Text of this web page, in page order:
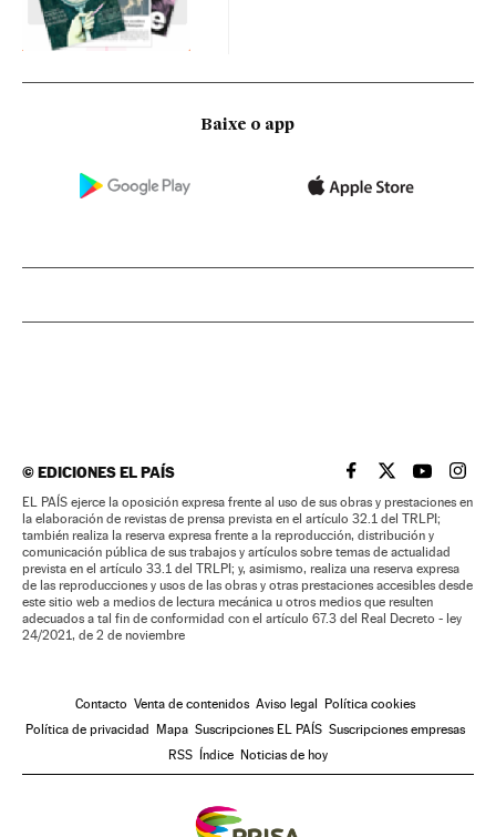
Baixe o app
©EDICIONES EL PAÍS EL PAÍS BRASIL EN
EL PAÍSEL PAÍS
EL
EL PAÍS ejerce la oposición expresa frente al uso de sus obras y prestaciones en
la elaboración de revistas de prensa prevista en el artículo 32.1 del TRLPI;
también realiza la reserva expresa frente a la reproducción, distribución y
comunicación pública de sus trabajos y artículos sobre temas de actualidad
prevista en el artículo 33.1 del TRLPI; y, asimismo, realiza una reserva expresa
de las reproducciones y usos de las obras y otras prestaciones accesibles desde
este sitio web a medios de lectura mecánica u otros medios que resulten
adecuados a tal fin de conformidad con el artículo 67.3 del Real Decreto - ley
24/2021, de 2 de noviembre
Contacto Venta de contenidos Aviso legal
Política cookies
Política de privacidad
Mapa Suscripciones EL PAÍS Suscripciones empresas
RSS
Índice Noticias de hoy